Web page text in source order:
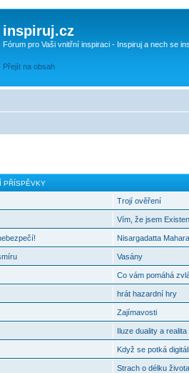
inspiruj.cz
Fórum pro Vaši vnitřní inspiraci - Inspiruj a nech se
Přejít na obsah
PŘÍSPĚVKY
Trojí ověření
Vím, že jsem
Nisargadatta
Vasány
Co vám pomáhá
hrát hazardní hry
Zajímavosti
Iluze duality a
Když se potká
Strach o délku